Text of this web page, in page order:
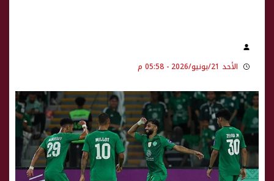
الأحد 21/يونيو/2026 - 05:58 م